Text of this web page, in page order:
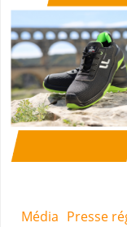
Média Presse